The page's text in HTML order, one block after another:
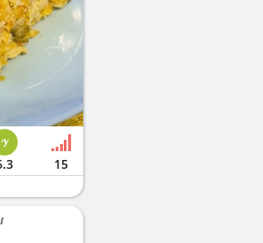
15